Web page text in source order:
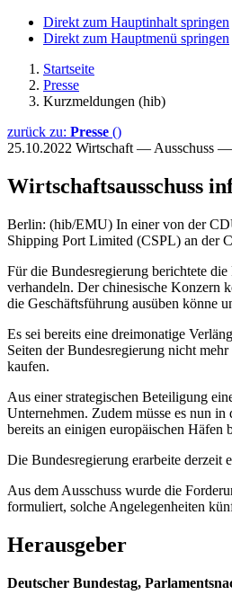
Direkt zum Hauptinhalt springen
Direkt zum Hauptmenü springen
Startseite
Presse
Kurzmeldungen (hib)
zurück zu: Presse ()
25.10.2022 Wirtschaft — Ausschuss
Wirtschaftsausschuss
Berlin: (hib/EMU) In einer von der
Shipping Port Limited (CSPL) an der
Für die Bundesregierung berichtete
verhandeln. Der chinesische Konzern
die Geschäftsführung ausüben könne
Es sei bereits eine dreimonatige
Seiten der Bundesregierung nicht
kaufen.
Aus einer strategischen Beteiligung
Unternehmen. Zudem müsse es nun
bereits an einigen europäischen Häfen
Die Bundesregierung erarbeite derzeit
Aus dem Ausschuss wurde die
formuliert, solche Angelegenheiten
Herausgeber
Deutscher Bundestag,